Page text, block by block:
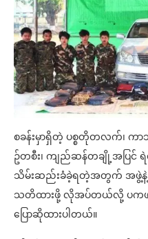
စခန်းမှာရှိတဲ့ ပစ္စတိုတလက်၊ ကာ
ဥ်တစီး၊ ကျည်ဆန်တချို့အပြင်
သိမ်းဆည်းခံခဲ့ရတဲ့အတွက် အ
သတိထားဖို့ လိုအပ်တယ်လို့ ပကဖ
ပြောဆိုထားပါတယ်။